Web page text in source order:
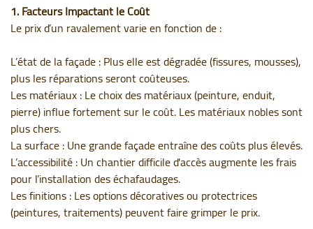
1. Facteurs Impactant le Coût
Le prix d’un ravalement varie en fonction de :
L’état de la façade : Plus elle est dégradée (fissures, mousses),
plus les réparations seront coûteuses.
Les matériaux : Le choix des matériaux (peinture, enduit,
pierre) influe fortement sur le coût. Les matériaux nobles sont
plus chers.
La surface : Une grande façade entraîne des coûts plus élevés.
L’accessibilité : Un chantier difficile d'accès augmente les frais
pour l’installation des échafaudages.
Les finitions : Les options décoratives ou protectrices
(peintures, traitements) peuvent faire grimper le prix.